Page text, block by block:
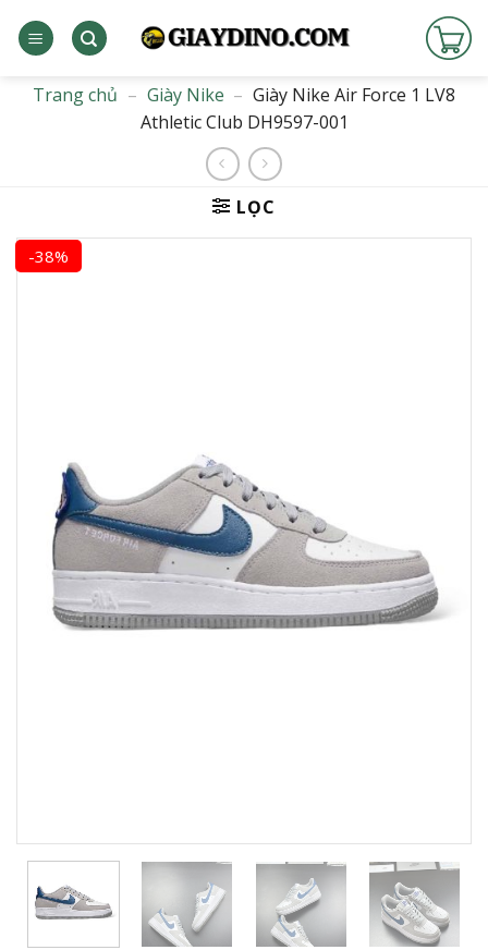
qua
dungTrang chủ – Giày Nike – Giày Nike Air Force 1 LV8
Athletic Club DH9597-001
LỌC
-38%